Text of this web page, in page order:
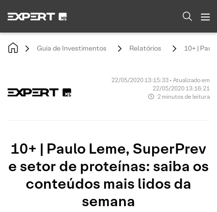
Guia de Investimentos Relatórios 10+ |
22/05/2020 13:15:33 • Atualizado em
22/05/2020 13:16:21
2 minutos de leitura
10+ | Paulo Leme, SuperPrev
e setor de proteínas: saiba os
conteúdos mais lidos da
semana